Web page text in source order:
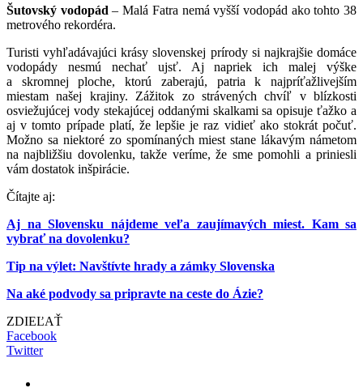
Šutovský vodopád – Malá Fatra nemá vyšší vodopád ako tohto 38
metrového rekordéra.
Turisti vyhľadávajúci krásy slovenskej prírody si najkrajšie domáce
vodopády nesmú nechať ujsť. Aj napriek ich malej výške
a skromnej ploche, ktorú zaberajú, patria k najpríťažlivejším
miestam našej krajiny. Zážitok zo strávených chvíľ v blízkosti
osviežujúcej vody stekajúcej oddanými skalkami sa opisuje ťažko a
aj v tomto prípade platí, že lepšie je raz vidieť ako stokrát počuť.
Možno sa niektoré zo spomínaných miest stane lákavým námetom
na najbližšiu dovolenku, takže veríme, že sme pomohli a priniesli
vám dostatok inšpirácie.
Čítajte aj:
Aj na Slovensku nájdeme veľa zaujímavých miest. Kam sa
vybrať na dovolenku?
Tip na výlet: Navštívte hrady a zámky Slovenska
Na aké podvody sa pripravte na ceste do Ázie?
ZDIEĽAŤ
Facebook
Twitter